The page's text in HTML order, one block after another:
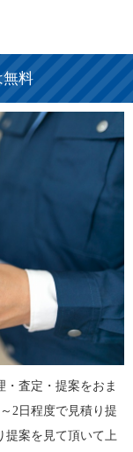
料
査定・提案をおま
2日程度で見積り提
提案を見て頂いて上